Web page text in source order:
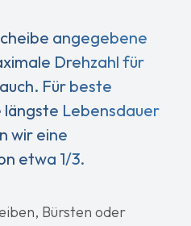
angegebene
Drehzahl für
Für beste
längste Lebensdauer
wir eine
etwa 1/3.
Bürsten oder